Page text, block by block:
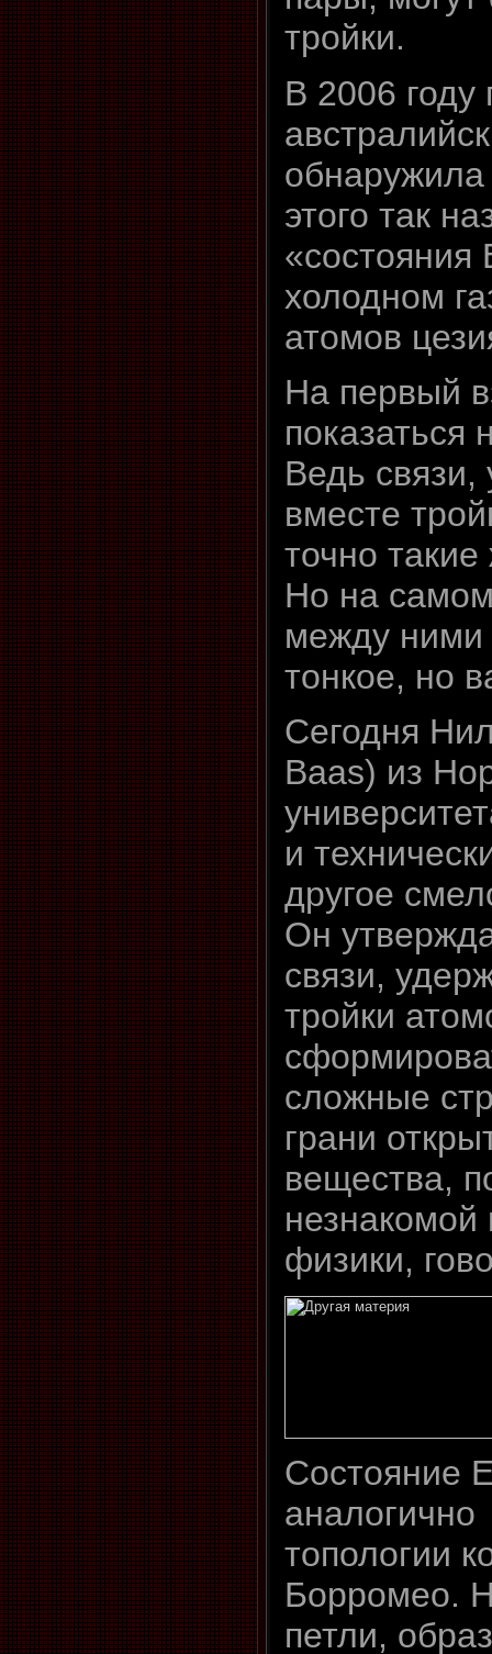
тройки.
В 2006 году
этого так
холодном
атомов
На первый
показаться
Ведь
вместе
точно
Но на
между ними
тонкое, но
Сегодня
Baas) из
и
другое
Он
связи,
тройки
сложные
грани
вещества,
физики,
Состояние
аналогично
топологии
Борромео.
петли,